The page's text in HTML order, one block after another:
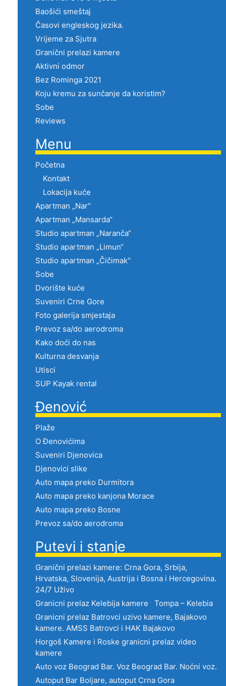
Baošići smeštaj
Časovi engleskog jezika.
Vrijeme za Sjutra
Granični prelazi kamere
Aktivni odmor
Bez Rominga 2021
Koju kremu za sunčanje da koristim?
Sobe
Reviews
Menu
Početna
Kontakt
Lokacija kuće
Apartman „Nar“
Apartman „Mansarda“
Studio apartman „Naranča“
Studio apartman „Limun“
Studio apartman „Čičimak“
Sobe
Dvorište kuće
Suveniri Crne Gore
Foto galerija smjestaja
Prevoz sa/do aerodroma
Kako doći do nas
Kulturna desvanja
Utisci
SUP Kayak rental
Đenović
Plaže
O Đenovićima
Suveniri Djenovica
Djenovici slike
Auto mapa preko Durmitora
Auto mapa preko kanjona Morace
Auto mapa preko Bosne
Prevoz sa/do aerodroma
Putevi i stanje
Granični prelazi kamere: Crna Gora, Srbija,
Hrvatska, Slovenija, Austrija i Bosna i Hercegovina.
24/7 Uživo
Granicni prelaz Kelebija kamere Tompa – Kelebia
Granicni prelaz Batrovci uzivo kamere, Bajakovo
kamere. AMSS Batrovci i HAK Bajakovo
Horgoš Kamere i Roske granicni prelaz video
kamere
Auto voz Beograd Bar. Voz Beograd Bar. Noćni voz.
Autoput Bar Boljare, autoput Crna Gora